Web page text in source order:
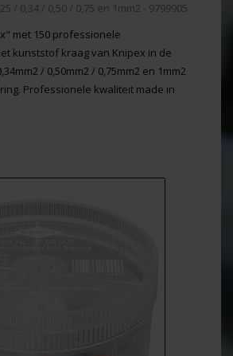
/ 0,34 / 0,50 / 0,75 en 1mm2 - 9799905
met 150 professionele
kunststof kraag van Knipex in de
/ 0,50mm2 / 0,75mm2 en 1mm2
Professionele kwaliteit made in